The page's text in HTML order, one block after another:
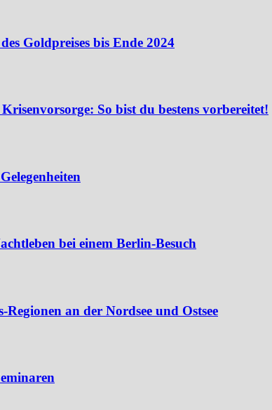
Goldpreises bis Ende 2024
So bist du bestens vorbereitet!
bei einem Berlin-Besuch
Regionen an der Nordsee und Ostsee